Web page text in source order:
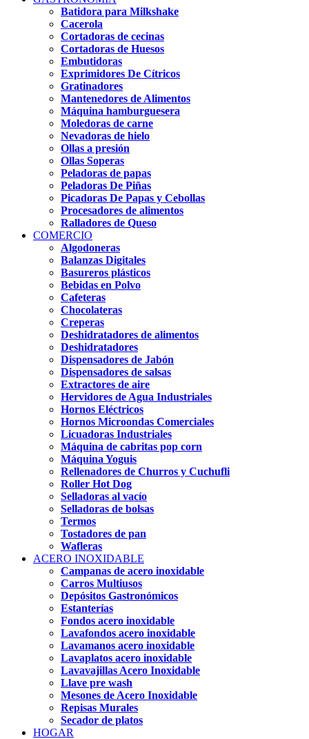
Batidora para Milkshake
Cacerola
Cortadoras de cecinas
Cortadoras de Huesos
Embutidoras
Exprimidores De Cítricos
Gratinadores
Mantenedores de Alimentos
Máquina hamburguesera
Moledoras de carne
Nevadoras de hielo
Ollas a presión
Ollas Soperas
Peladoras de papas
Peladoras De Piñas
Picadoras De Papas y Cebollas
Procesadores de alimentos
Ralladores de Queso
COMERCIO
Algodoneras
Balanzas Digitales
Basureros plásticos
Bebidas en Polvo
Cafeteras
Chocolateras
Creperas
Deshidratadores de alimentos
Deshidratadores
Dispensadores de Jabón
Dispensadores de salsas
Extractores de aire
Hervidores de Agua Industriales
Hornos Eléctricos
Hornos Microondas Comerciales
Licuadoras Industriales
Máquina de cabritas pop corn
Máquina Yoguis
Rellenadores de Churros y Cuchufli
Roller Hot Dog
Selladoras al vacío
Selladoras de bolsas
Termos
Tostadores de pan
Wafleras
ACERO INOXIDABLE
Campanas de acero inoxidable
Carros Multiusos
Depósitos Gastronómicos
Estanterías
Fondos acero inoxidable
Lavafondos acero inoxidable
Lavamanos acero inoxidable
Lavaplatos acero inoxidable
Lavavajillas Acero Inoxidable
Llave pre wash
Mesones de Acero Inoxidable
Repisas Murales
Secador de platos
HOGAR